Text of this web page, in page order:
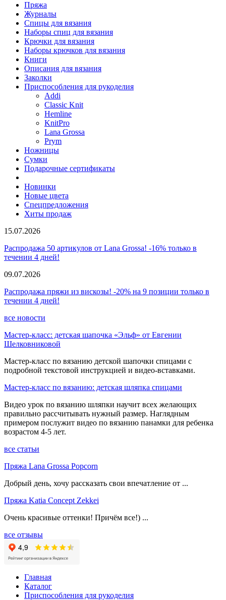
Пряжа
Журналы
Спицы для вязания
Наборы спиц для вязания
Крючки для вязания
Наборы крючков для вязания
Книги
Описания для вязания
Заколки
Приспособления для рукоделия
Addi
Classic Knit
Hemline
KnitPro
Lana Grossa
Prym
Ножницы
Сумки
Подарочные сертификаты
Новинки
Новые цвета
Спецпредложения
Хиты продаж
15.07.2026
Распродажа 50 артикулов от Lana Grossa! -16% только в
течении 4 дней!
09.07.2026
Распродажа пряжи из вискозы! -20% на 9 позиции только в
течении 4 дней!
все новости
Мастер-класс: детская шапочка «Эльф» от Евгении
Шелковниковой
Мастер-класс по вязанию детской шапочки спицами с
подробной текстовой инструкцией и видео-вставками.
Мастер-класс по вязанию: детская шляпка спицами
Видео урок по вязанию шляпки научит всех желающих
правильно рассчитывать нужный размер. Наглядным
примером послужит видео по вязанию панамки для ребенка
возрастом 4-5 лет.
все статьи
Пряжа Lana Grossa Popcorn
Добрый день, хочу рассказать свои впечатление от ...
Пряжа Katia Concept Zekkei
Очень красивые оттенки! Причём все!) ...
все отзывы
Главная
Каталог
Приспособления для рукоделия